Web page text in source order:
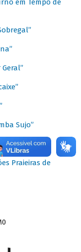
em Tempo de
Sujo”
Praieiras de